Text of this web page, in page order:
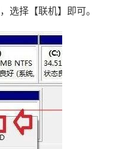
择【联机】即可。